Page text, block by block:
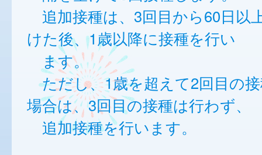
追加接種は、3回目から60日以
けた後、1歳以降に接種を行い
ます。
ただし、1歳を超えて2回目の
場合は、3回目の接種は行わず、
追加接種を行います。